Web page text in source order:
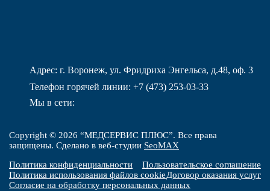
Адрес: г. Воронеж, ул. Фридриха Энгельса, д.48, оф. 3
Телефон горячей линии: +7 (473) 253-03-33
Мы в сети:
Copyright © 2026 “МЕДСЕРВИС ПЛЮС”. Все права
защищены. Сделано в веб-студии SeoMAX
Политика конфиденциальности
Пользовательское соглашение
Политика использования файлов cookieДоговор оказания услуг
Согласие на обработку персональных данных